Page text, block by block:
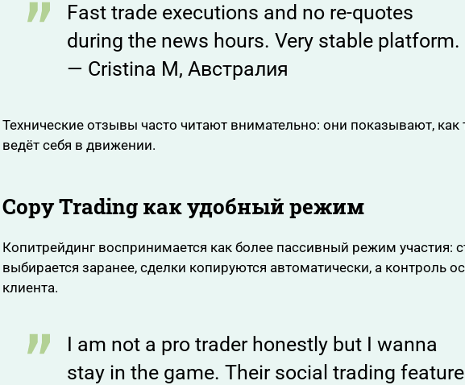
Fast trade executions and no re-quotes
during the news hours. Very stable platform.
— Cristina M, Австралия
Технические отзывы часто читают внимательно: они показывают, как
ведёт себя в движении.
Copy Trading как удобный режим
Копитрейдинг воспринимается как более пассивный режим участия:
выбирается заранее, сделки копируются автоматически, а контроль
клиента.
I am not a pro trader honestly but I wanna
stay in the game. Their social trading feature